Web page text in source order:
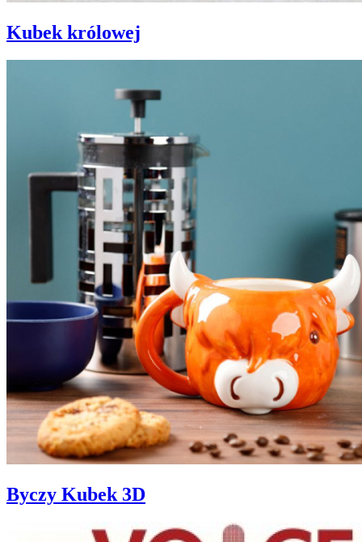
Kubek królowej
Byczy Kubek 3D